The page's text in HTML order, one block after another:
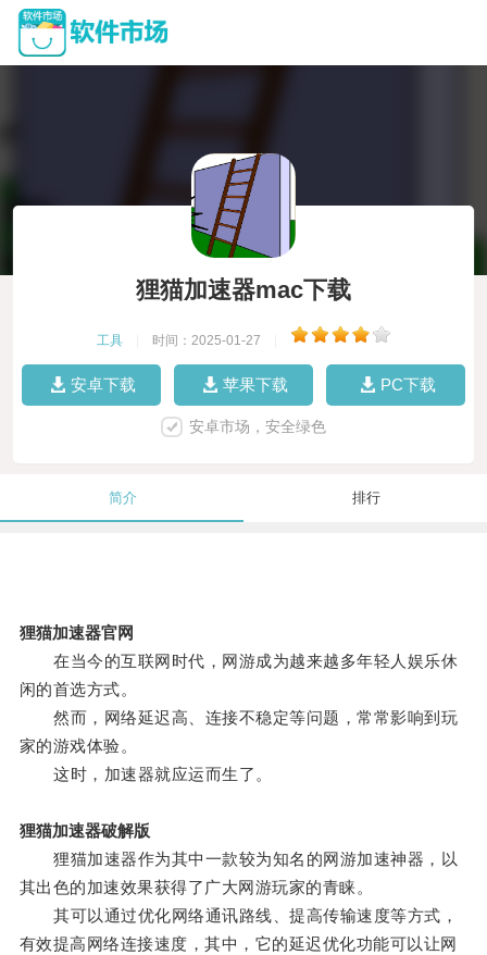
狸猫加速器mac下载
工具 时间：2025-01-27
安卓下载 苹果下载 PC下载
安卓市场，安全绿色
简介 排行
狸猫加速器官网
在当今的互联网时代，网游成为越来越多年轻人娱乐休
闲的首选方式。
然而，网络延迟高、连接不稳定等问题，常常影响到玩
家的游戏体验。
这时，加速器就应运而生了。
狸猫加速器破解版
狸猫加速器作为其中一款较为知名的网游加速神器，以
其出色的加速效果获得了广大网游玩家的青睐。
其可以通过优化网络通讯路线、提高传输速度等方式，
有效提高网络连接速度，其中，它的延迟优化功能可以让网